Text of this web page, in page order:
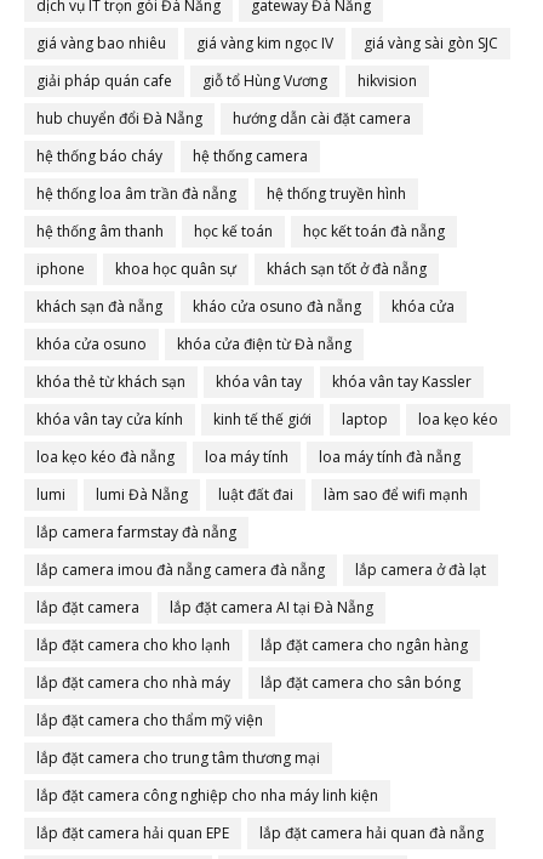
dịch vụ IT trọn gói Đà Nẵng
gateway Đà Nẵng
giá vàng bao nhiêu
giá vàng kim ngọc IV
giá vàng sài gòn SJC
giải pháp quán cafe
giỗ tổ Hùng Vương
hikvision
hub chuyển đổi Đà Nẵng
hướng dẫn cài đặt camera
hệ thống báo cháy
hệ thống camera
hệ thống loa âm trần đà nẵng
hệ thống truyền hình
hệ thống âm thanh
học kế toán
học kết toán đà nẵng
iphone
khoa học quân sự
khách sạn tốt ở đà nẵng
khách sạn đà nẵng
kháo cửa osuno đà nẵng
khóa cửa
khóa cửa osuno
khóa cửa điện từ Đà nẵng
khóa thẻ từ khách sạn
khóa vân tay
khóa vân tay Kassler
khóa vân tay cửa kính
kinh tế thế giới laptop
loa kẹo kéo
loa kẹo kéo đà nẵng
loa máy tính
loa máy tính đà nẵng
lumi
lumi Đà Nẵng luật đất đai
làm sao để wifi mạnh
lắp camera farmstay đà nẵng
lắp camera imou đà nẵng camera đà nẵng
lắp camera ở đà lạt
lắp đặt camera
lắp đặt camera AI tại Đà Nẵng
lắp đặt camera cho kho lạnh
lắp đặt camera cho ngân hàng
lắp đặt camera cho nhà máy
lắp đặt camera cho sân bóng
lắp đặt camera cho thẩm mỹ viện
lắp đặt camera cho trung tâm thương mại
lắp đặt camera công nghiệp cho nha máy linh kiện
lắp đặt camera hải quan EPE
lắp đặt camera hải quan đà nẵng